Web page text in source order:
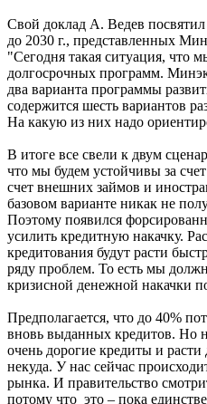
Свой доклад А. Ведев посвятил
до 2030 г., представленных
"Сегодня такая ситуация, что
долгосрочных программ.
два варианта программы
содержится шесть вариантов
На какую из них надо
В итоге все свели к двум
что мы будем устойчивы за
счет внешних займов и
базовом варианте никак не
Поэтому появился
усилить кредитную накачку.
кредитования будут расти
ряду проблем. То есть мы
кризисной денежной накачки
Предполагается, что до 40%
вновь выданных кредитов. Но
очень дорогие кредиты и
некуда. У нас сейчас
рынка. И правительство
потому что это – пока